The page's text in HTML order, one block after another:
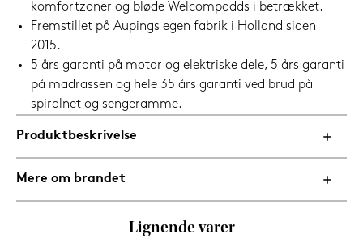
komfortzoner og bløde Welcompadds i betrækket.
Fremstillet på Aupings egen fabrik i Holland siden
2015.
5 års garanti på motor og elektriske dele, 5 års garanti
på madrassen og hele 35 års garanti ved brud på
spiralnet og sengeramme.
Produktbeskrivelse
Mere om brandet
Lignende varer